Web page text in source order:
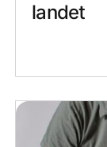
landet